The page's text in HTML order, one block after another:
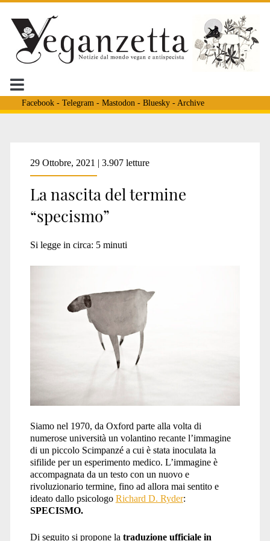
Facebook- Telegram - Mastodon - Bluesky- Archive
Tag:
<span>invenzione
termine
specismo</span>
29 Ottobre, 2021 | 3.907 letture
La nascita del termine
“specismo”
Si legge in circa: 5 minuti
Siamo nel 1970, da Oxford parte alla volta di
numerose università un volantino recante l’immagine
di un piccolo Scimpanzé a cui è stata inoculata la
sifilide per un esperimento medico. L’immagine è
accompagnata da un testo con un nuovo e
rivoluzionario termine, fino ad allora mai sentito e
ideato dallo psicologo Richard D. Ryder:
SPECISMO.
Di seguito si propone la traduzione ufficiale in